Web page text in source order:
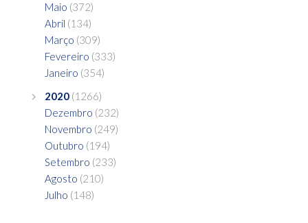
Maio (372)
Abril (134)
Março (309)
Fevereiro (333)
Janeiro (354)
2020 (1266)
Dezembro (232)
Novembro (249)
Outubro (194)
Setembro (233)
Agosto (210)
Julho (148)